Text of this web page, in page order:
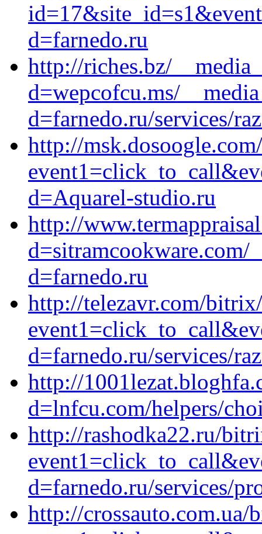
d=farnedo.ru
http://riches.bz/
d=wepcofcu.ms/
d=farnedo.ru/services/
http://
d=Aquarel-studio.ru
http://
d=sitramcookware.com/
d=farnedo.ru
http://telezavr.com/
d=farnedo.ru/services/
http://
d=lnfcu.com/helpers/
http://rashodka22.ru/
d=farnedo.ru/services/
http://crossauto.com.ua/